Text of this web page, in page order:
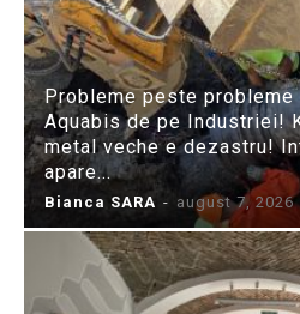
Probleme peste probleme
Aquabis de pe Industriei!
metal veche e dezastru!
apare...
Bianca SARA - august 7, 2026